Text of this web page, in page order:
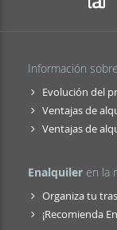
Información
Evolución del
Ventajas de
Ventajas de
Enalquiler en la
Organiza tu
¡Recomienda